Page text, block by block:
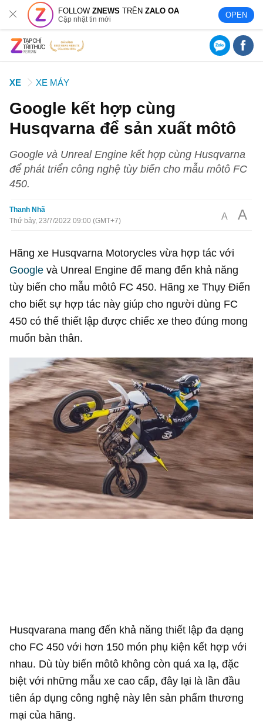
FOLLOWZNEWS TRÊNZALO OA
Cập nhật tin mới OPEN
XE XE MÁY
Google kết hợp cùng
Husqvarna để sản xuất môtô
Google và Unreal Engine kết hợp cùng Husqvarna
để phát triển công nghệ tùy biến cho mẫu môtô FC
450.
Thanh Nhã
Thứ bảy, 23/7/2022 09:00 (GMT+7)
A A
Hãng xe Husqvarna Motorycles vừa hợp tác với
Google và Unreal Engine để mang đến khả năng
tùy biến cho mẫu môtô FC 450. Hãng xe Thụy Điển
cho biết sự hợp tác này giúp cho người dùng FC
450 có thể thiết lập được chiếc xe theo đúng mong
muốn bản thân.
Husqvarana mang đến khả năng thiết lập đa dạng
cho FC 450 với hơn 150 món phụ kiện kết hợp với
nhau. Dù tùy biến môtô không còn quá xa lạ, đặc
biệt với những mẫu xe cao cấp, đây lại là lần đầu
tiên áp dụng công nghệ này lên sản phẩm thương
mại của hãng.